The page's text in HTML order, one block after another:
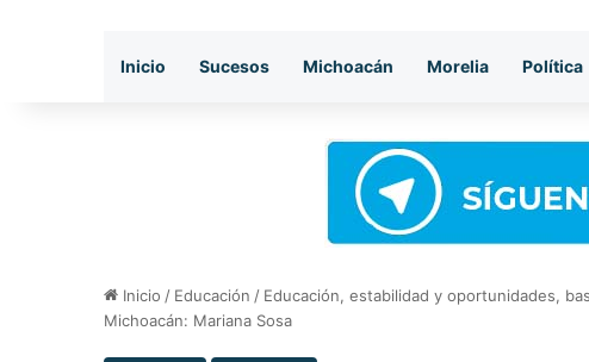
Inicio Sucesos Michoacán Morelia Política
Inicio / Educación / Educación, estabilidad y oportunidades,
Michoacán: Mariana Sosa